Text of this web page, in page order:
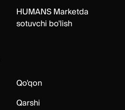
HUMANS Marketda
sotuvchi bo'lish
Qo'qon
Qarshi